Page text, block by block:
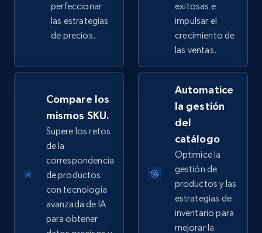
eBay - Collect products from shops on eBay
URL, Product id, Title, Seller name, Seller rating,
Seller reviews, Breadcrumbs, Root category, and
2.5K+ 358+ Comenzar ahora
eBay - Collect records by category
URL, Product id, Title, Seller name, Seller rating,
Seller reviews, Breadcrumbs, Root category, and
more.
perfeccionar
las estrategias
de precios.
exitosas e
impulsar el
crecimiento de
las ventas.
Compare los
mismos SKU.
Supere los retos
de la
correspondencia
de productos
con tecnología
avanzada de IA
para obtener
Automatice
la gestión
del
catálogo
Optimice la
gestión de
productos y las
estrategias de
inventario para
mejorar la